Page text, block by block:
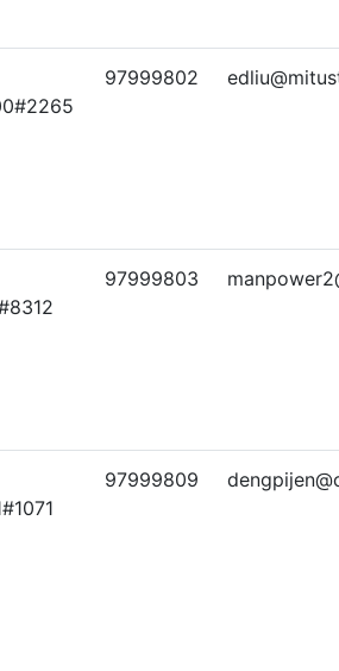
97999802
97999803
97999809